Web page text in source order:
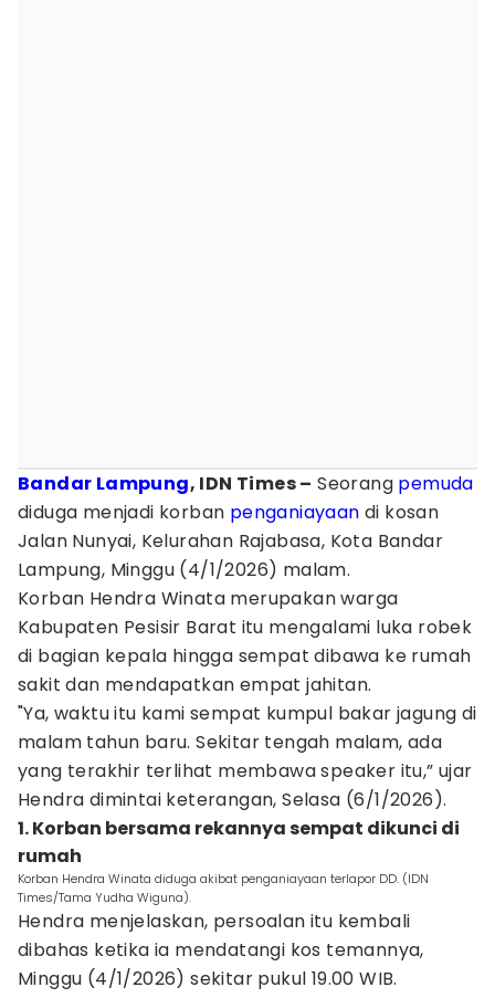
Bandar Lampung, IDN Times – Seorang pemuda
diduga menjadi korban penganiayaan di kosan
Jalan Nunyai, Kelurahan Rajabasa, Kota Bandar
Lampung, Minggu (4/1/2026) malam.
Korban Hendra Winata merupakan warga
Kabupaten Pesisir Barat itu mengalami luka robek
di bagian kepala hingga sempat dibawa ke rumah
sakit dan mendapatkan empat jahitan.
"Ya, waktu itu kami sempat kumpul bakar jagung di
malam tahun baru. Sekitar tengah malam, ada
yang terakhir terlihat membawa speaker itu,” ujar
Hendra dimintai keterangan, Selasa (6/1/2026).
1. Korban bersama rekannya sempat dikunci di
rumah
Korban Hendra Winata diduga akibat penganiayaan terlapor DD. (IDN
Times/Tama Yudha Wiguna).
Hendra menjelaskan, persoalan itu kembali
dibahas ketika ia mendatangi kos temannya,
Minggu (4/1/2026) sekitar pukul 19.00 WIB.